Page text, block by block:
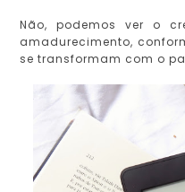
Não, podemos ver o
amadurecimento,
se transformam com o